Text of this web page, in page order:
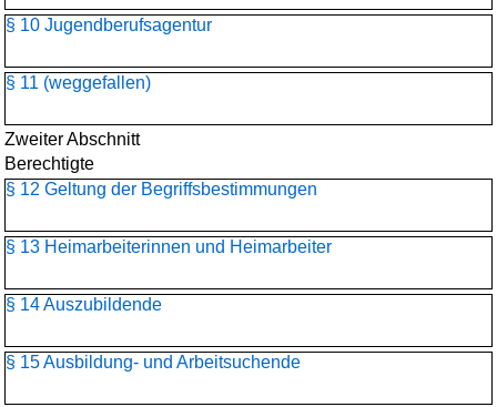
§ 10 Jugendberufsagentur
§ 11 (weggefallen)
Zweiter Abschnitt
Berechtigte
§ 12 Geltung der Begriffsbestimmungen
§ 13 Heimarbeiterinnen und Heimarbeiter
§ 14 Auszubildende
§ 15 Ausbildung- und Arbeitsuchende